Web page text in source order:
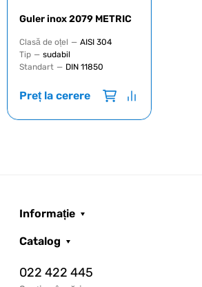
Guler inox 2079 METRIC
Clasă de oțel — AISI 304
Tip — sudabil
Standart — DIN 11850
Preț la cerere
Informație
Catalog
022 422 445